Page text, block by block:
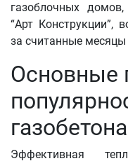
газоблочных
“Арт Конструкции”,
за считанные
Основные
газобетона
Эффективная